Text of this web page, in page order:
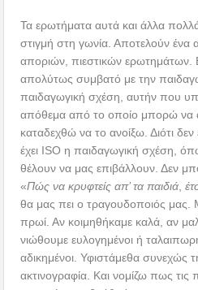
Τα ερωτήματα αυτά και άλλα
στιγμή στη γωνία. Αποτελούν
αποριών, πιεστικών ερωτημάτων.
απολύτως συμβατό με την
παιδαγωγική σχέση, αυτήν που
απόθεμα από το οποίο μπορώ να
καταδεχθώ να το ανοίξω. Διότι δεν
έχει ISO η παιδαγωγική σχέση,
θέλουν να μας επιβάλλουν. Δεν
«Πώς να κρυφτείς απ’ τα παιδιά ,
θα μας πει ο τραγουδοποιός μας.
πρωί. Αν κοιμηθήκαμε καλά, αν
νιώθουμε ευλογημένοι ή
αδικημένοι. Υφιστάμεθα συνεχώς
ακτινογραφία. Και νομίζω πως τις